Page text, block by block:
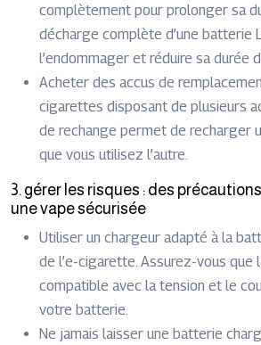
complètement pour prolonger sa
décharge complète d’une batterie
l’endommager et réduire sa durée
Acheter des accus de
cigarettes disposant de plusieurs
de rechange permet de recharger
que vous utilisez l’autre.
3. gérer les risques : des
une vape sécurisée
Utiliser un chargeur adapté à la
de l’e-cigarette. Assurez-vous que
compatible avec la tension et le
votre batterie.
Ne jamais laisser une batterie